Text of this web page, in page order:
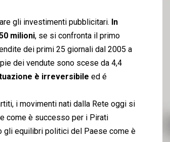
gli investimenti pubblicitari. In
milioni, se si confronta il primo
dei primi 25 giornali dal 2005 a
dei vendute sono scese da 4,4
è irreversibile ed é
i movimenti nati dalla Rete oggi si
come è successo per i Pirati
gli equilibri politici del Paese come è